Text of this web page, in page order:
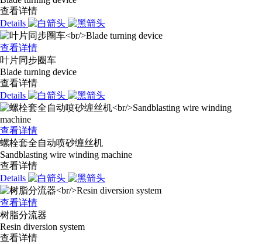
查看详情
Details
查看详情
叶片同步圈车
Blade turning device
查看详情
Details
查看详情
螺栓套全自动喷砂缠丝机
Sandblasting wire winding machine
查看详情
Details
查看详情
树脂分流器
Resin diversion system
查看详情